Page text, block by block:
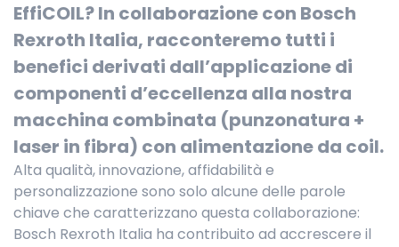
EffiCOIL? In collaborazione con Bosch
Rexroth Italia, racconteremo tutti i
benefici derivati dall’applicazione di
componenti d’eccellenza alla nostra
macchina combinata (punzonatura +
laser in fibra) con alimentazione da coil.
Alta qualità, innovazione, affidabilità e
personalizzazione sono solo alcune delle parole
chiave che caratterizzano questa collaborazione:
Bosch Rexroth Italia ha contribuito ad accrescere il